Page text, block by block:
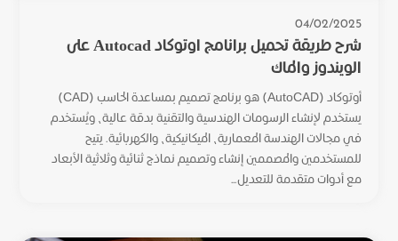
04/02/2025
شرح طريقة تحميل برانامج اوتوكاد Autocad على
الويندوز والماك
أوتوكاد (AutoCAD) هو برنامج تصميم بمساعدة الحاسب (CAD)
يستخدم لإنشاء الرسومات الهندسية والتقنية بدقة عالية، ويُستخدم
في مجالات الهندسة المعمارية، الميكانيكية، والكهربائية. يتيح
للمستخدمين والمصممين إنشاء وتصميم نماذج ثنائية وثلاثية الأبعاد
مع أدوات متقدمة للتعديل...